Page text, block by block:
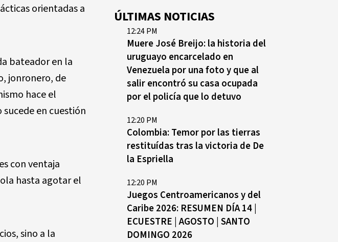
orientadas a
bateador en la
jonronero, de
hace el
en cuestión
con ventaja
hasta agotar el
sino a la
ÚLTIMAS NOTICIAS
12:24 PM
Muere José Breijo: la historia del
uruguayo encarcelado en
Venezuela por una foto y que al
salir encontró su casa ocupada
por el policía que lo detuvo
12:20 PM
Colombia: Temor por las tierras
restituídas tras la victoria de De
la Espriella
12:20 PM
Juegos Centroamericanos y del
Caribe 2026: RESUMEN DÍA 14 |
ECUESTRE | AGOSTO | SANTO
DOMINGO 2026